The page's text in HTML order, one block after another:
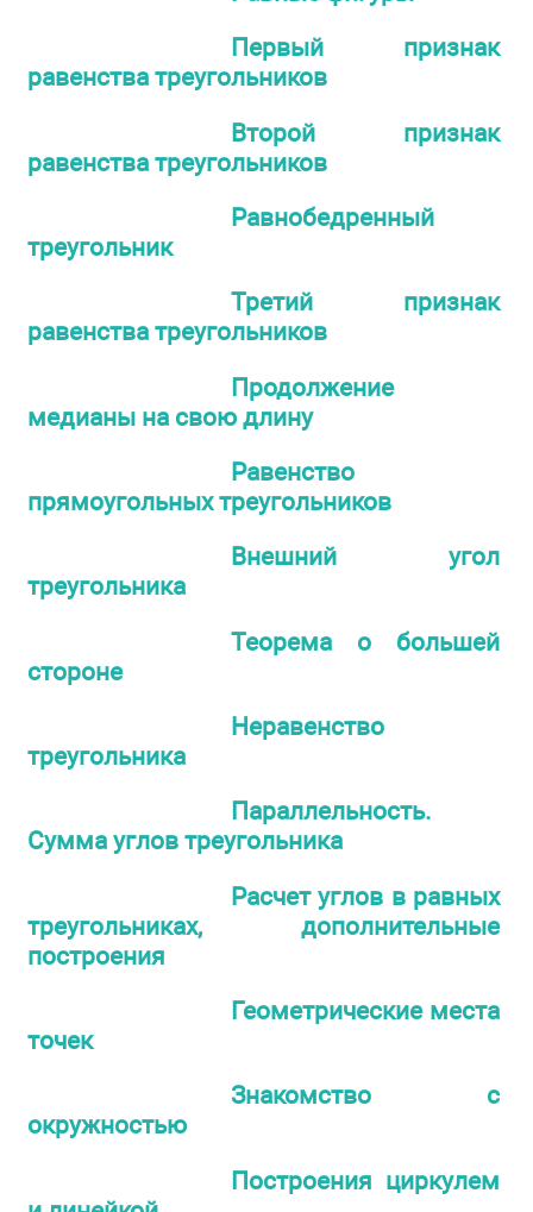
Первый признак
равенства треугольников
Второй признак
равенства треугольников
Равнобедренный
треугольник
Третий признак
равенства треугольников
Продолжение
медианы на свою длину
Равенство
прямоугольных треугольников
Внешний угол
треугольника
Теорема о большей
стороне
Неравенство
треугольника
Параллельность.
Сумма углов треугольника
Расчет углов в равных
треугольниках, дополнительные
построения
Геометрические места
точек
Знакомство с
окружностью
Построения циркулем